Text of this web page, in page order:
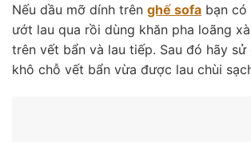
Nếu dầu mỡ dính trên ghế sofa bạn có
ướt lau qua rồi dùng khăn pha loãng
trên vết bẩn và lau tiếp. Sau đó hãy sử
khô chỗ vết bẩn vừa được lau chùi